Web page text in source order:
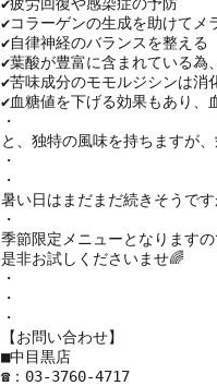
✔︎コラーゲンの生成を助けてメ
✔︎自律神経のバランスを整える
✔︎葉酸が豊富に含まれている為
✔︎苦味成分のモモルジシンは消
✔︎血糖値を下げる効果もあり、
・
と、独特の風味を持ちますが
・
・
暑い日はまだまだ続きそうです
・
季節限定メニューとなりますの
是非お試しくださいませ🌈
・
・
・
【お問い合わせ】
■中目黒店
☎︎： 03-3760-4717